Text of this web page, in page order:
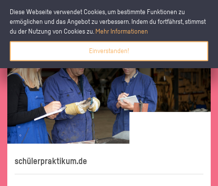
Diese Webseite verwendet Cookies, um bestimmte Funktionen zu
ermöglichen und das Angebot zu verbessern. Indem du fortfährst, stimmst
du der Nutzung von Cookies zu. Mehr Informationen
Einverstanden!
schülerpraktikum.de